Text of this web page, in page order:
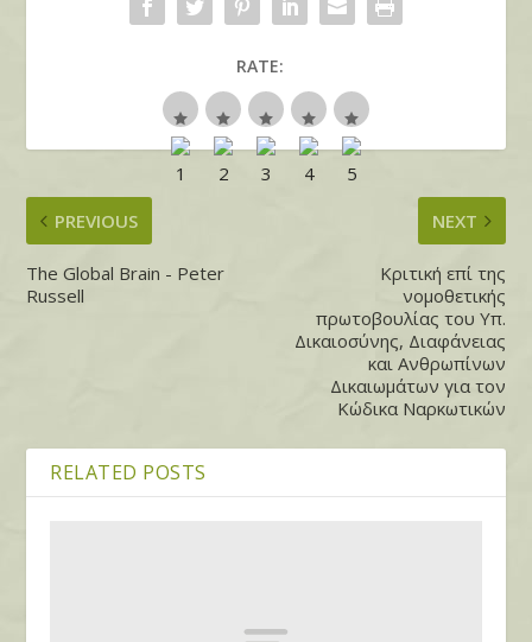
RATE:
PREVIOUS
The Global Brain - Peter
Russell
NEXT
Κριτική επί της
νομοθετικής
πρωτοβουλίας του Υπ.
Δικαιοσύνης, Διαφάνειας
και Ανθρωπίνων
Δικαιωμάτων για τον
Κώδικα Ναρκωτικών
RELATED POSTS